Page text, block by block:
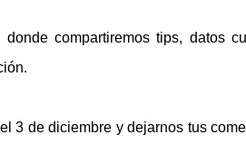
donde compartiremostips, datos
3 de diciembre y dejarnos tus